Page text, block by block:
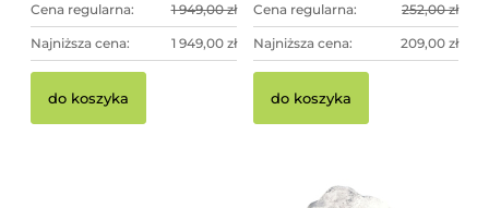
Cena regularna: 1 949,00 zł
Najniższa cena: 1 949,00 zł
do koszyka
Cena regularna: 252,00 zł
Najniższa cena: 209,00 zł
do koszyka